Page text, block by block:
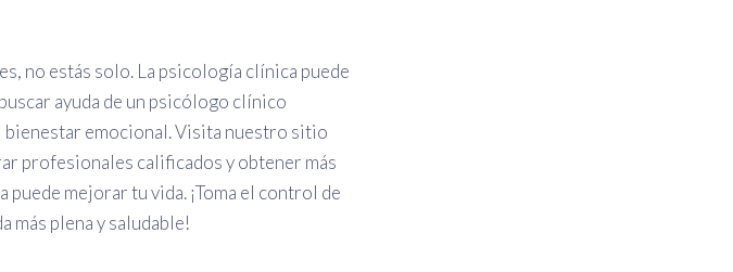
no estás solo. La psicología clínica puede
ayuda de un psicólogo clínico
bienestar emocional. Visita nuestro sitio
profesionales calificados y obtener más
mejorar tu vida. ¡Toma el control de
más plena y saludable!